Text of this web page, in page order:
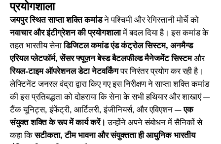
प्रयोगशाला
जयपुर स्थित साप्ता शक्ति कमांडने पश्चिमी और रेगिस्तानी मोर्चे को
नवाचार और इंटीग्रेशन की प्रयोगशालामें बदल दिया है। इस कमांड के
तहत भारतीय सेनाडिजिटल कमांड एंड कंट्रोल सिस्टम, अनमैन्ड
एरियल प्लेटफॉर्म, सेंसर फ्यूज़न बेस्ड बैटलफील्ड मैनेजमेंट सिस्टमऔर
रियल-टाइम ऑपरेशनल डेटा नेटवर्किंगपर निरंतर प्रयोग कर रही है।
लेफ्टिनेंट जनरल वंद्रा द्वारा किए गए इस निरीक्षण ने साप्ता शक्ति कमांड
की इस प्रतिबद्धता को दोहराया कि सेना के सभी हथियार और शाखाएं —
टैंक यूनिट्स, इंफेंट्री, आर्टिलरी, इंजीनियर्स, और एविएशन —एक
संयुक्त शक्ति के रूप में कार्य करें।
उन्होंने अपने संबोधन में सैनिकों से
कहा किसटीकता, टीम भावना और संयुक्तता ही आधुनिक भारतीय